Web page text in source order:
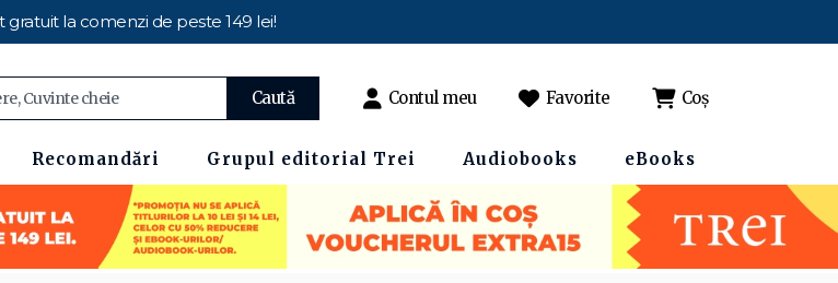
gratuit la comenzi de peste 149 lei!
Caută Contul meu Favorite Coș
Recomandări Grupul editorial Trei Audiobooks eBooks